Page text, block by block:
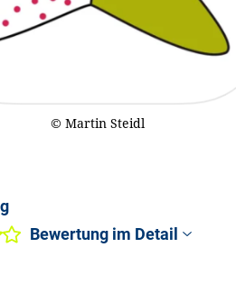
© Martin Steidl
Bewertung im Detail